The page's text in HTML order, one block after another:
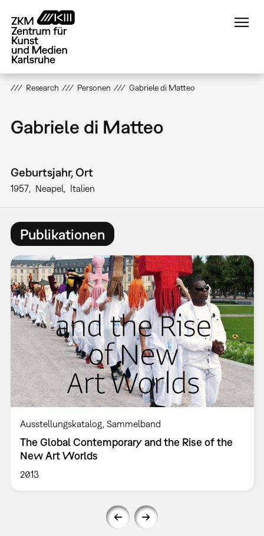
zum
Inhalt
Research Personen Gabriele di Matteo
Gabriele di Matteo
Geburtsjahr, Ort
1957 Neapel Italien
Publikationen
Ausstellungskatalog Sammelband
The Global Contemporary and the Rise of the
New Art Worlds
2013